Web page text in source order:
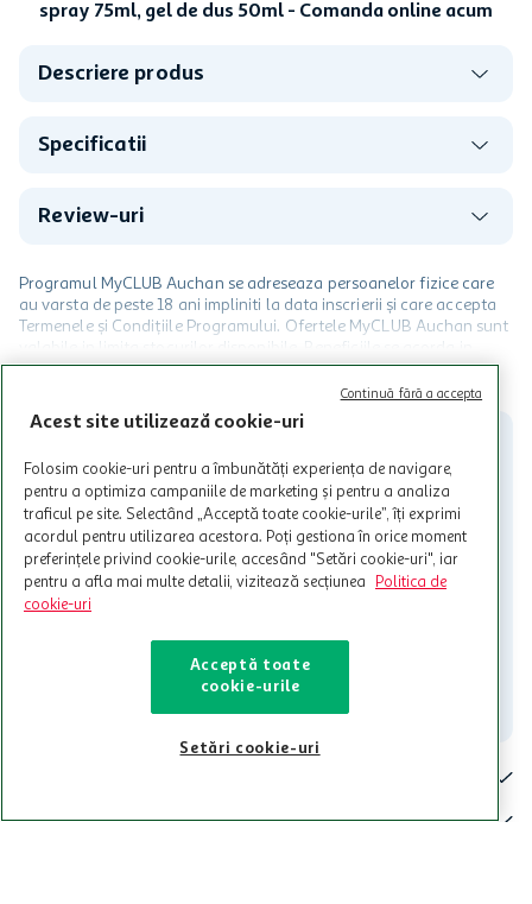
spray 75ml, gel de dus 50ml - Comanda online acum
Descriere produs
Specificatii
Review-uri
Programul MyCLUB Auchan se adreseaza persoanelor fizice care
au varsta de peste 18 ani impliniti la data inscrierii și care accepta
Termenele și Condițiile Programului. Ofertele MyCLUB Auchan sunt
limita a 12 unitati / card client o singura data in perioada promotiei.
Cardul poate fi utilizat doar in legatura cu magazinele Auchan
participante și pentru acțiuni promotionale indicate de Auchan si
nu poate fi utilizat in legatura cu alti comercianți sau pentru alte
nu raspunde pentru imposibilitatea utilizarii Cardului in perioada in
care aceste este suspendat sau in perioada in care sunt efectuate
intretineri sau reparatii tehnice la sistemul de utilizarea al Cardului.
CITESTE MAI MULT
Contacteaza-ne!
Iti stam mereu la dispozitie.
021-9141 contact@auchan.ro
Contact
Cine suntem
Acest site utilizează cookie-uri
Folosim cookie-uri pentru a îmbunătăți experiența de navigare,
pentru a optimiza campaniile de marketing și pentru a analiza
traficul pe site. Selectând „Acceptă toate cookie-urile”, îți exprimi
acordul pentru utilizarea acestora. Poți gestiona în orice moment
preferințele privind cookie-urile, accesând "Setări cookie-uri", iar
pentru a afla mai multe detalii, vizitează secțiunea
Politica de
cookie-uri
Acceptă toate
cookie-urile
Setări cookie-uri
Continuă fără a accepta